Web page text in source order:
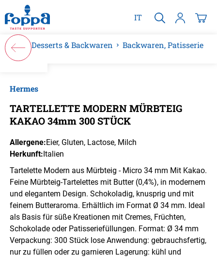
springen
IT
Desserts & Backwaren Backwaren, Patisserie
Hermes
TARTELLETTE MODERN MÜRBTEIG
KAKAO 34mm 300 STÜCK
Allergene:Eier, Gluten, Lactose, Milch
Herkunft:Italien
Tartelette Modern aus Mürbteig - Micro 34 mm Mit Kakao.
Feine Mürbteig-Tartelettes mit Butter (0,4%), in modernem
und elegantem Design. Schokoladig, knusprig und mit
feinem Butteraroma. Erhältlich im Format Ø 34 mm. Ideal
als Basis für süße Kreationen mit Cremes, Früchten,
Schokolade oder Patisseriefüllungen. Format: Ø 34 mm
Verpackung: 300 Stück lose Anwendung: gebrauchsfertig,
nur zu füllen oder zu garnieren Lagerung: kühl und